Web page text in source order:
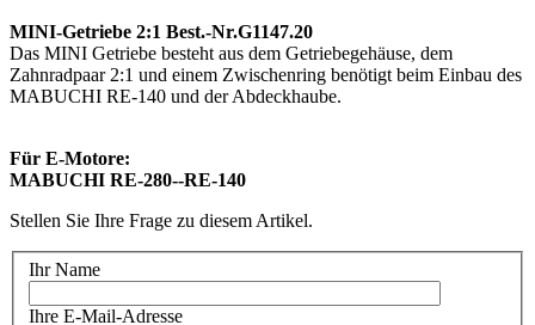
MINI-Getriebe 2:1 Best.-Nr.G1147.20
Das MINI Getriebe besteht aus dem Getriebegehäuse, dem
Zahnradpaar 2:1 und einem Zwischenring benötigt beim Einbau des
MABUCHI RE-140 und der Abdeckhaube.
Für E-Motore:
MABUCHI RE-280--RE-140
Stellen Sie Ihre Frage zu diesem Artikel.
Ihr Name
Ihre E-Mail-Adresse